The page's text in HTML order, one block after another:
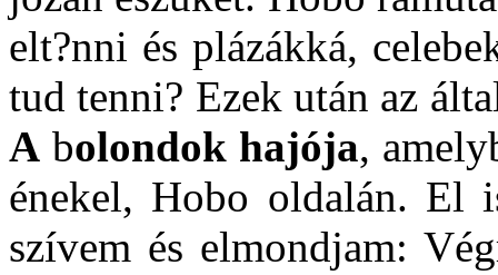
elt?nni és plázákká,
tud tenni? Ezek után az
A bolondok hajója,
énekel, Hobo oldalán. El
szívem és elmondjam: